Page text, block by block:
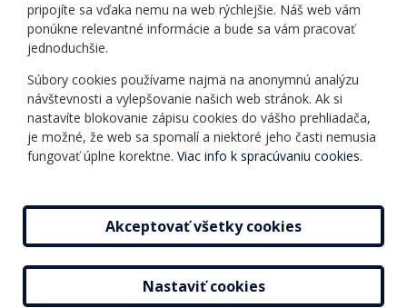
Ponuka jazykov
Informácie o kurzoch
Online testy
Ako si vybrať a kúpiť
kurz
Príspevky
Rozvrh hodín
Ochrana osobných
údajov
Všeobecné obchodné
podmienky
pripojíte sa vďaka nemu na web rýchlejšie. Náš web vám
ponúkne relevantné informácie a bude sa vám pracovať
jednoduchšie.
Súbory cookies používame najmä na anonymnú analýzu
návštevnosti a vylepšovanie našich web stránok. Ak si
nastavíte blokovanie zápisu cookies do vášho prehliadača,
je možné, že web sa spomalí a niektoré jeho časti nemusia
fungovať úplne korektne. Viac info k spracúvaniu cookies.
Akceptovať všetky cookies
Nastaviť cookies